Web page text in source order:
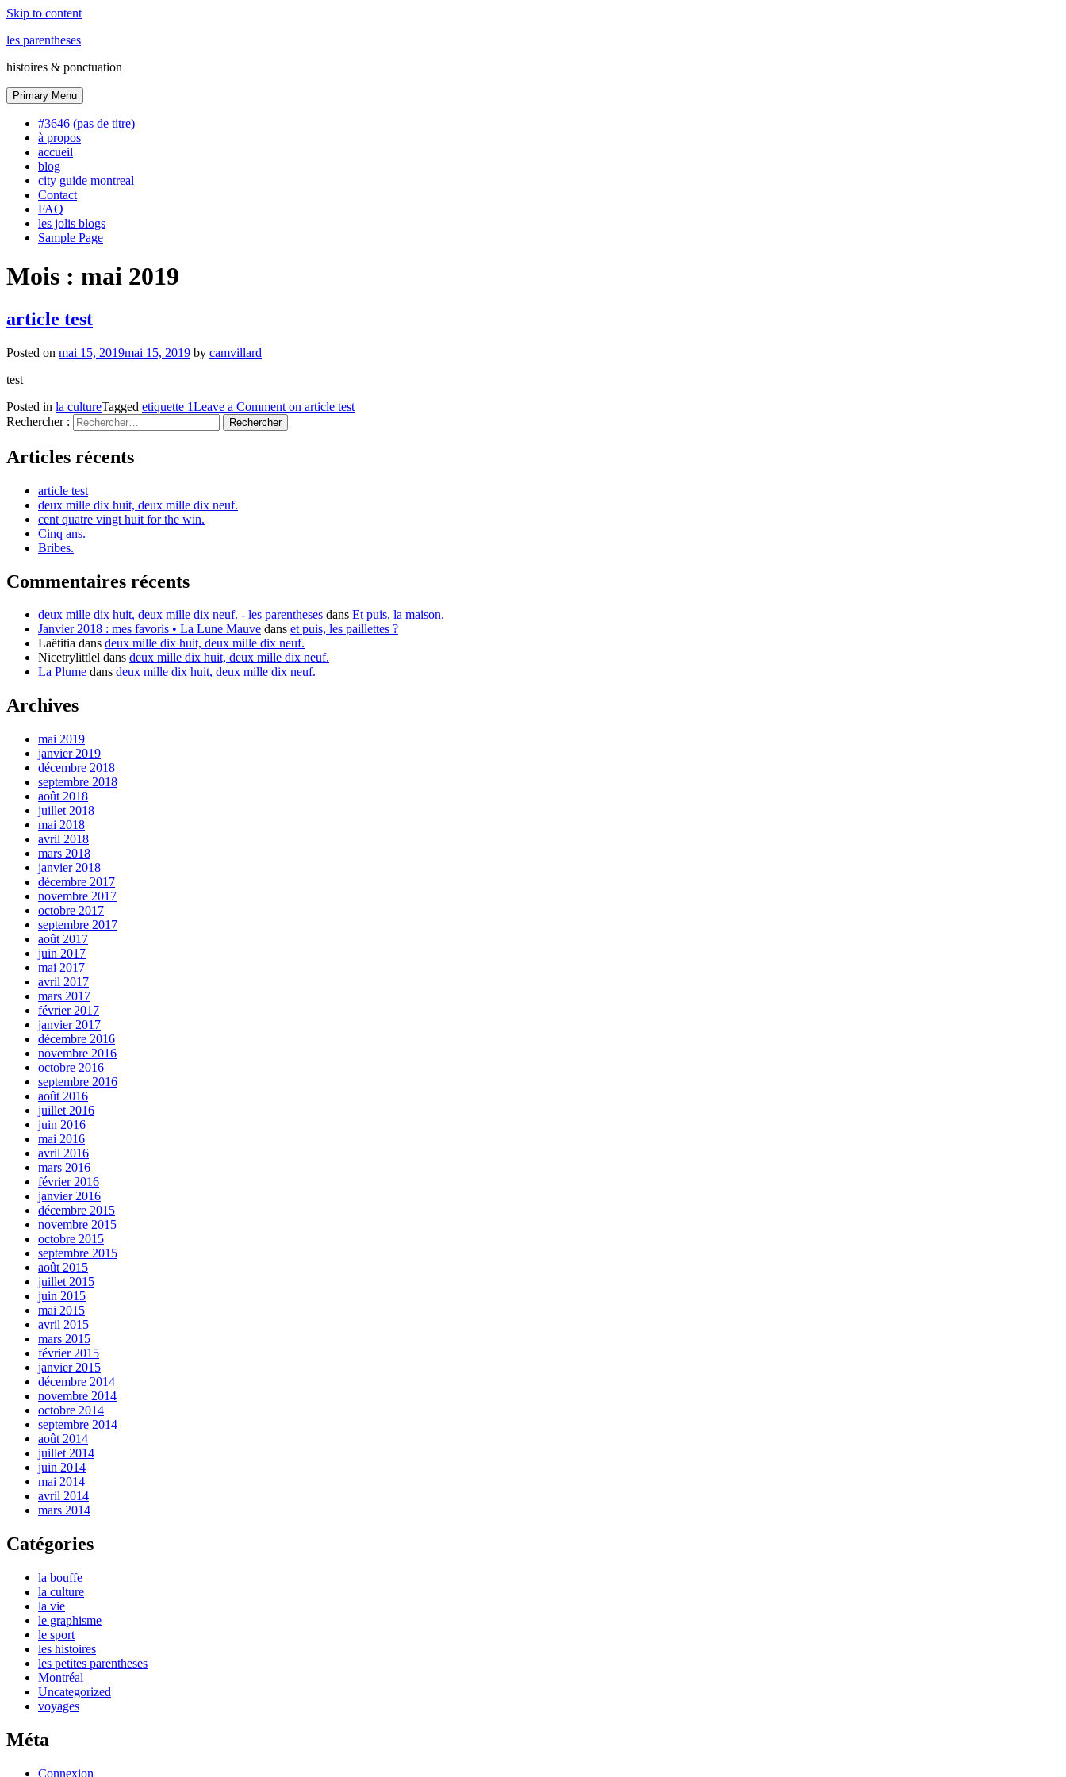
Skip to content
les parentheses
histoires & ponctuation
Primary Menu
#3646 (pas de titre)
à propos
accueil
blog
city guide montreal
Contact
FAQ
les jolis blogs
Sample Page
Mois : mai 2019
article test
Posted on mai 15, 2019mai 15, 2019 by camvillard
test
Posted in la cultureTagged etiquette 1Leave a Comment on article test
Rechercher :
Articles récents
article test
deux mille dix huit, deux mille dix neuf.
cent quatre vingt huit for the win.
Cinq ans.
Bribes.
Commentaires récents
deux mille dix huit, deux mille dix neuf. - les parentheses dans Et puis, la maison.
Janvier 2018 : mes favoris • La Lune Mauve dans et puis, les paillettes ?
Laëtitia dans deux mille dix huit, deux mille dix neuf.
Nicetrylittlel dans deux mille dix huit, deux mille dix neuf.
La Plume dans deux mille dix huit, deux mille dix neuf.
Archives
mai 2019
janvier 2019
décembre 2018
septembre 2018
août 2018
juillet 2018
mai 2018
avril 2018
mars 2018
janvier 2018
décembre 2017
novembre 2017
octobre 2017
septembre 2017
août 2017
juin 2017
mai 2017
avril 2017
mars 2017
février 2017
janvier 2017
décembre 2016
novembre 2016
octobre 2016
septembre 2016
août 2016
juillet 2016
juin 2016
mai 2016
avril 2016
mars 2016
février 2016
janvier 2016
décembre 2015
novembre 2015
octobre 2015
septembre 2015
août 2015
juillet 2015
juin 2015
mai 2015
avril 2015
mars 2015
février 2015
janvier 2015
décembre 2014
novembre 2014
octobre 2014
septembre 2014
août 2014
juillet 2014
juin 2014
mai 2014
avril 2014
mars 2014
Catégories
la bouffe
la culture
la vie
le graphisme
le sport
les histoires
les petites parentheses
Montréal
Uncategorized
voyages
Méta
Connexion